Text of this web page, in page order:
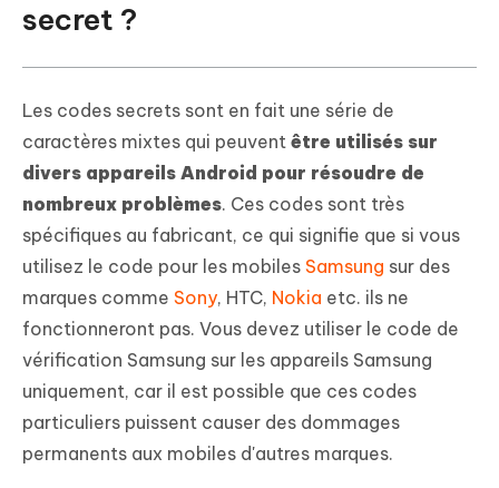
secret ?
Les codes secrets sont en fait une série de
caractères mixtes qui peuvent être utilisés sur
divers appareils Android pour résoudre de
nombreux problèmes. Ces codes sont très
spécifiques au fabricant, ce qui signifie que si vous
utilisez le code pour les mobiles Samsung sur des
marques comme Sony, HTC, Nokia etc. ils ne
fonctionneront pas. Vous devez utiliser le code de
vérification Samsung sur les appareils Samsung
uniquement, car il est possible que ces codes
particuliers puissent causer des dommages
permanents aux mobiles d'autres marques.